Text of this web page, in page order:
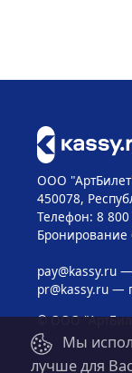
ООО
450078,
Телефон: 8
Бронирование
pay@kassy.ru—
pr@kassy.ru—
© ООО
Мы
лучше для